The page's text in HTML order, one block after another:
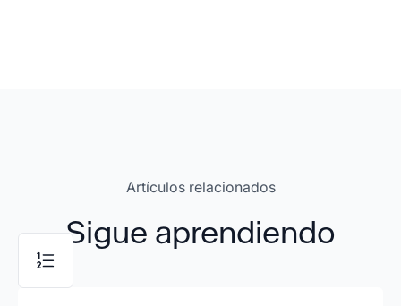
Artículos relacionados
Sigue aprendiendo